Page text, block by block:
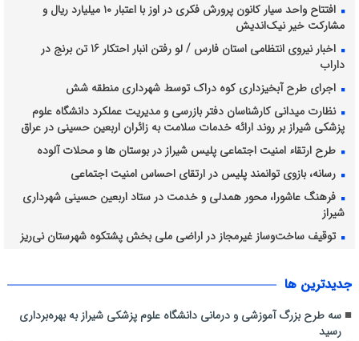
افتتاح واحد سیار کانون پرورش فکری در اوز با اعتبار ۱۰ میلیارد ریال و
مشارکت خیر نیک‌اندیش
اخبار نیروی انتظامی استان فارس / لو رفتن انبار احتکار 16 تن برنج در
داراب
اجرای طرح آبخیزداری کوه دراک توسط شهرداری منطقه شش
نظارت میدانی کارشناسان دفتر بازرسی و مدیریت عملکرد دانشگاه علوم
پزشکی شیراز بر روند ارائه خدمات سلامت به زائران اربعین حسینی در عراق
طرح ارتقاء امنیت اجتماعی پلیس شیراز در بوستان ها و محلات آلوده
رسانه، بازوی توانمند پلیس در ارتقای احساس امنیت اجتماعی
فرهنگ عاشورا، محور همدلی و خدمت در ستاد اربعین حسینی شهرداری
شیراز
توقیف ساخت‌وساز غیرمجاز در اراضی ملی بخش پشتکوه شهرستان نی‌ریز
جديدترين ها
سه طرح بزرگ آموزشی و درمانی دانشگاه علوم پزشکی شیراز به بهره‌برداری
رسید